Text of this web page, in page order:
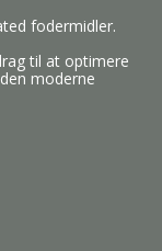
fodermidler.
til at optimere
moderne